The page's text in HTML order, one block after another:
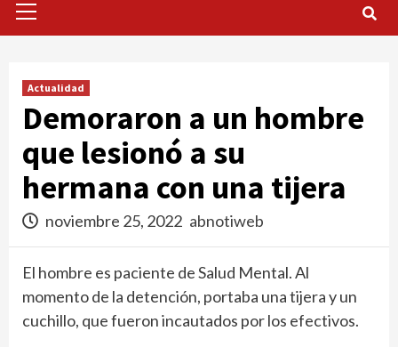
Menu
Actualidad
Demoraron a un hombre
que lesionó a su
hermana con una tijera
noviembre 25, 2022 abnotiweb
El hombre es paciente de Salud Mental. Al
momento de la detención, portaba una tijera y un
cuchillo, que fueron incautados por los efectivos.